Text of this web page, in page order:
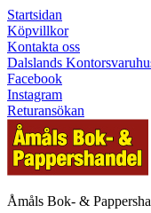
Startsidan
Köpvillkor
Kontakta oss
Dalslands
Facebook
Instagram
Returansökan
Åmåls Bok- &